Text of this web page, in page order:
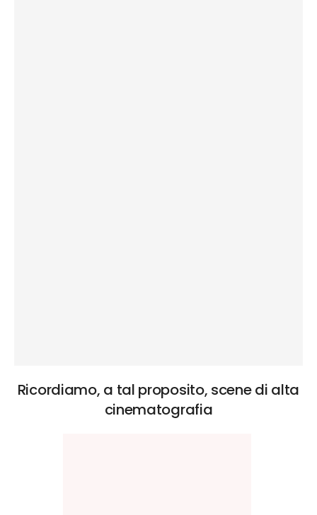
Ricordiamo, a tal proposito, scene di alta
cinematografia